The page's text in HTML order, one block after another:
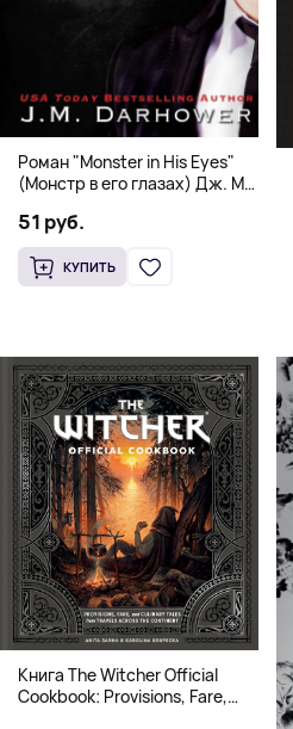
Роман "Monster in His Eyes"
(Монстр в его глазах) Дж. М.
18+
51 руб.
КУПИТЬ
Книга The Witcher Official
Cookbook: Provisions, Fare,